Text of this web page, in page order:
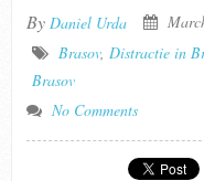
By Daniel Urda
Brasov, Distractie in
Brasov
No Comments